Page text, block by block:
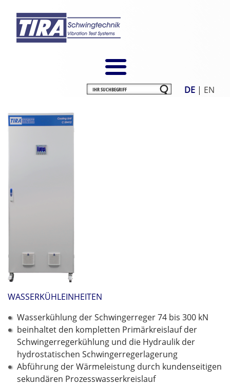
DE | EN
WASSERKÜHLEINHEITEN
Wasserkühlung der Schwingerreger 74 bis 300 kN
beinhaltet den kompletten Primärkreislauf der
Schwingerregerkühlung und die Hydraulik der
hydrostatischen Schwingerregerlagerung
Abführung der Wärmeleistung durch kundenseitigen
sekundären Prozesswasserkreislauf